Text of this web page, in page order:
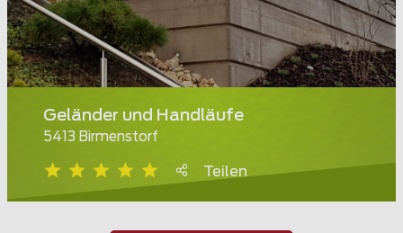
Geländer und Handläufe
5413 Birmenstorf
Teilen